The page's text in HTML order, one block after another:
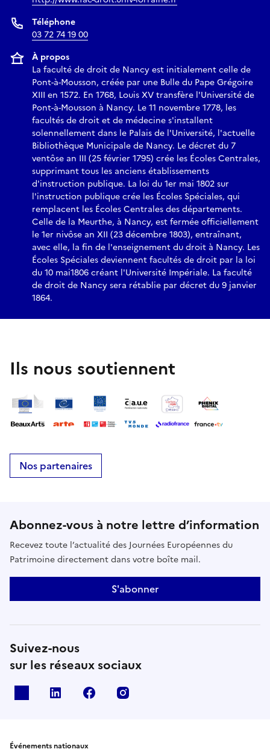
Téléphone
03 72 74 19 00
À propos
La faculté de droit de Nancy est initialement celle de
Pont-à-Mousson, créée par une Bulle du Pape Grégoire
XIII en 1572. En 1768, Louis XV transfère l'Université de
Pont-à-Mousson à Nancy. Le 11 novembre 1778, les
facultés de droit et de médecine s'installent
solennellement dans le Palais de l'Université, l'actuelle
Bibliothèque Municipale de Nancy. Le décret du 7
ventôse an III (25 février 1795) crée les Écoles Centrales,
supprimant tous les anciens établissements
d'instruction publique. La loi du 1er mai 1802 sur
l'instruction publique crée les Écoles Spéciales, qui
remplacent les Écoles Centrales des départements.
Celle de la Meurthe, à Nancy, est fermée officiellement
le 1er nivôse an XII (23 décembre 1803), entraînant,
avec elle, la fin de l'enseignement du droit à Nancy. Les
Écoles Spéciales deviennent facultés de droit par la loi
du 10 mai1806 créant l'Université Impériale. La faculté
de droit de Nancy sera rétablie par décret du 9 janvier
1864.
Ils nous soutiennent
Nos partenaires
Abonnez-vous à notre lettre d’information
Recevez toute l’actualité des Journées Européennes du
Patrimoine directement dans votre boîte mail.
S'abonner
Suivez-nous
sur les réseaux sociaux
Linkedin Facebook
Événements nationaux